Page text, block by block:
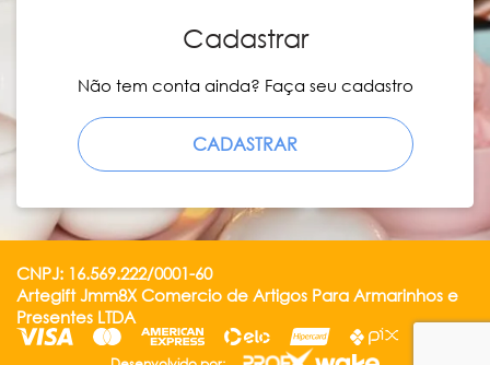
Cadastrar
Não tem conta ainda? Faça seu cadastro
CADASTRAR
CNPJ: 16.569.222/0001-60
Artegift Jmm8X Comercio de Artigos Para Armarinhos e
Presentes LTDA